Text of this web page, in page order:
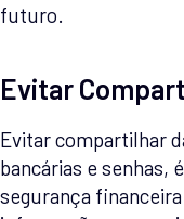
futuro.
Evitar
Evitar compartilhar
bancárias e senhas,
segurança